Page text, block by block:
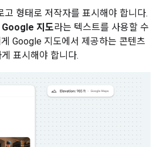
형태로 저작자를 표시해야 합니다.
Google 지도라는 텍스트를 사용할 수
Google 지도에서 제공하는 콘텐츠
표시해야 합니다.